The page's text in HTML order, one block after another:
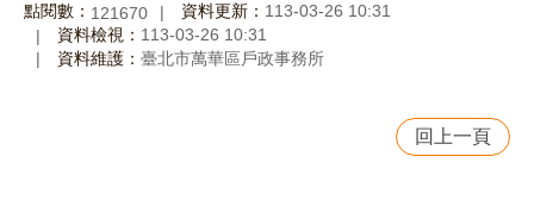
點閱數： 121670 資料更新： 113-03-26 10:31
資料檢視： 113-03-26 10:31
資料維護： 臺北市萬華區戶政事務所
回上一頁